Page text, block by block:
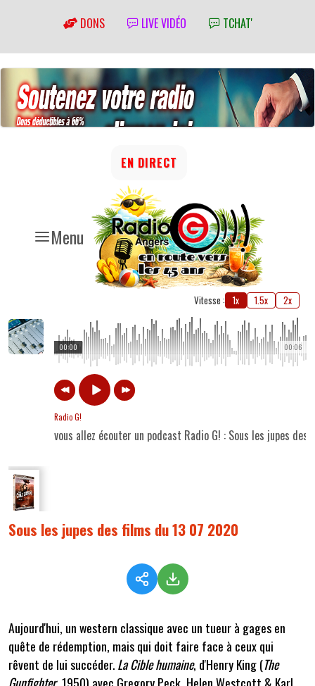
DONS LIVE VIDÉO TCHAT'
Menu
EN DIRECT
Vitesse : 1x 1.5x 2x
00:06
00:00
Radio G!
vous allez écouter un podcast Radio G! : Sous les jupes
Sous les jupes des films du 13 07 2020
Aujourd'hui, un western classique avec un tueur à gages en
quête de rédemption, mais qui doit faire face à ceux qui
rêvent de lui succéder.La Cible humaine, d'Henry King (The